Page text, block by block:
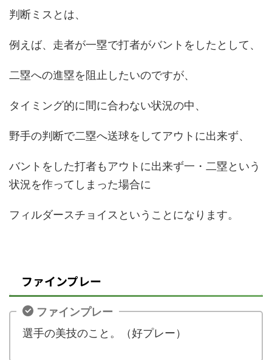
判断ミスとは、
例えば、走者が一塁で打者がバントをしたとして、
二塁への進塁を阻止したいのですが、
タイミング的に間に合わない状況の中、
野手の判断で二塁へ送球をしてアウトに出来ず、
バントをした打者もアウトに出来ず一 ・二塁という
状況を作ってしまった場合に
フィルダースチョイスということになります。
ファインプレー
ファインプレー
選手の美技のこと。（好プレー）